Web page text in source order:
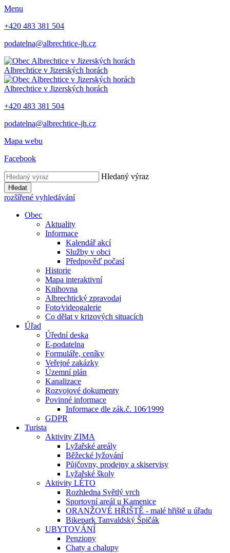
Menu
+420 483 381 504
podatelna@albrechtice-jh.cz
Albrechtice v Jizerských horách
Albrechtice v Jizerských horách
+420 483 381 504
podatelna@albrechtice-jh.cz
Mapa webu
Facebook
Hledaný výraz
Hledat
rozšířené vyhledávání
Obec
Aktuality
Informace
Kalendář akcí
Služby v obci
Předpověď počasí
Historie
Mapa interaktivní
Knihovna
Albrechtický zpravodaj
Foto⁄videogalerie
Co dělat v krizových situacích
Úřad
Úřední deska
E-podatelna
Formuláře, ceníky
Veřejné zakázky
Územní plán
Kanalizace
Rozvojové dokumenty
Povinné informace
Informace dle zák.č. 106⁄1999
GDPR
Turista
Aktivity ZIMA
Lyžařské areály
Běžecké lyžování
Půjčovny, prodejny a skiservisy
Lyžařské školy
Aktivity LÉTO
Rozhledna Světlý vrch
Sportovní areál u Kamenice
ORANŽOVÉ HŘIŠTĚ - malé hřiště u úřadu
Bikepark Tanvaldský Špičák
UBYTOVÁNÍ
Penziony
Chaty a chalupy